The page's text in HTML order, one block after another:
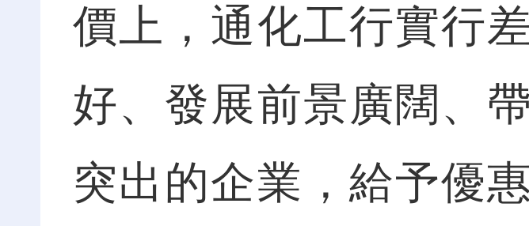
價上，通化工行實行
好、發展前景廣闊、
突出的企業，給予優